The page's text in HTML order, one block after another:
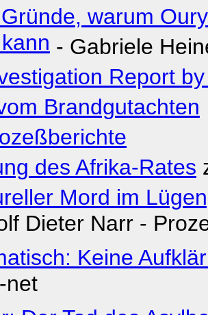
warum
- Gabriele
Report
Brandgutachten
des Afrika-Rates
Mord im
Dieter Narr -
Keine
net